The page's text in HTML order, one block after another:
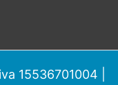
15536701004 |